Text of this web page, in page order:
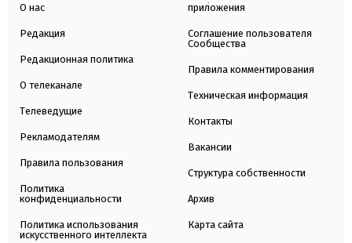
О нас
Редакция
Редакционная политика
О телеканале
Телеведущие
Рекламодателям
Правила пользования
Политика
конфиденциальности
Политика использования
искусственного интеллекта
приложения
Соглашение пользователя
Сообщества
Правила комментирования
Техническая информация
Контакты
Вакансии
Структура собственности
Архив
Карта сайта